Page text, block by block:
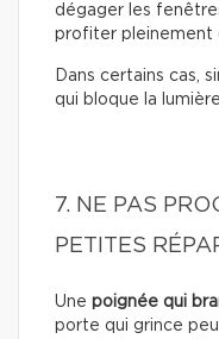
dégager les
profiter pleinement
Dans certains cas,
qui bloque la
7. NE PAS
PETITES
Une poignée qui
porte qui grince